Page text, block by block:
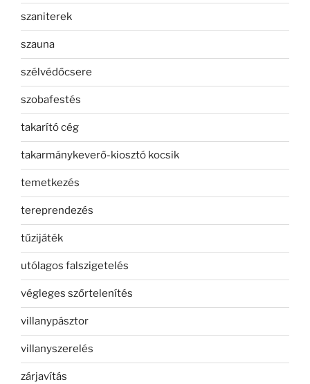
szaniterek
szauna
szélvédőcsere
szobafestés
takarító cég
takarmánykeverő-kiosztó kocsik
temetkezés
tereprendezés
tűzijáték
utólagos falszigetelés
végleges szőrtelenítés
villanypásztor
villanyszerelés
zárjavítás